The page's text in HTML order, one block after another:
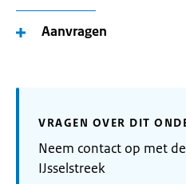
Aanvragen
VRAGEN OVER DIT
Neem contact op met
IJsselstreek